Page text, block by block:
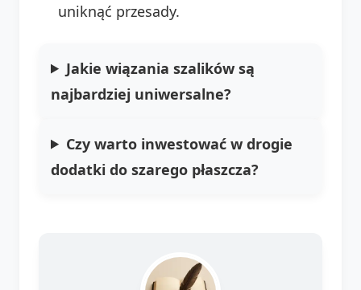
uniknąć przesady.
Jakie wiązania szalików są
najbardziej uniwersalne?
Czy warto inwestować w drogie
dodatki do szarego płaszcza?